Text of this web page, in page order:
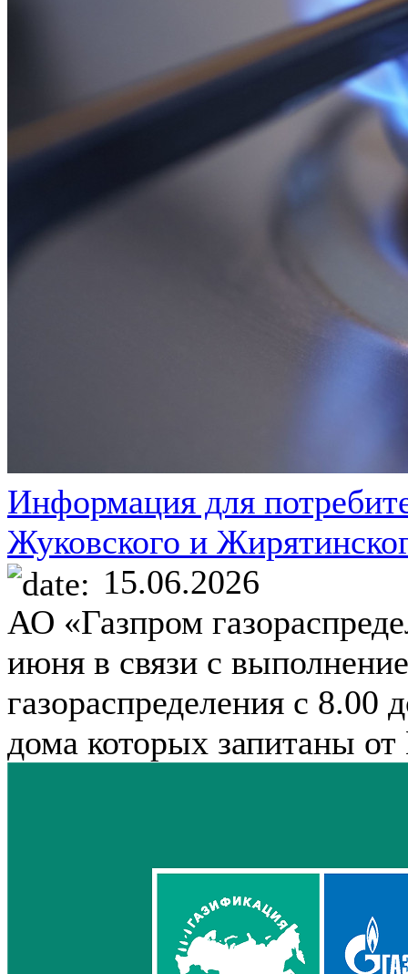
Информация для
Жуковского и
15.06.2026
АО «Газпром
июня в связи с
газораспределения с 8.00
дома которых запитаны